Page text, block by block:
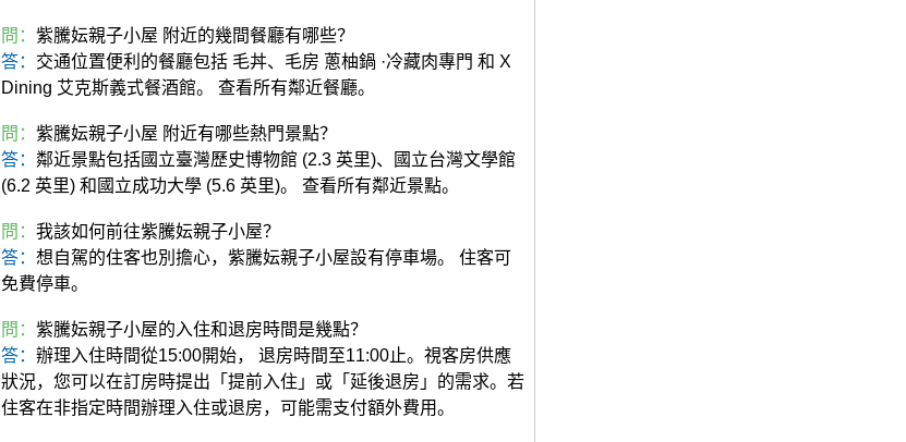
問： 紫騰妘親子小屋 附近的幾間餐廳有哪些？
答： 交通位置便利的餐廳包括 毛丼、毛房 蔥柚鍋 ·冷藏肉專門 和 X
Dining 艾克斯義式餐酒館。 查看所有鄰近餐廳。
問： 紫騰妘親子小屋 附近有哪些熱門景點？
答： 鄰近景點包括國立臺灣歷史博物館 (2.3 英里)、國立台灣文學館
(6.2 英里) 和國立成功大學 (5.6 英里)。 查看所有鄰近景點。
問： 我該如何前往紫騰妘親子小屋？
答： 想自駕的住客也別擔心，紫騰妘親子小屋設有停車場。 住客可
免費停車。
問： 紫騰妘親子小屋的入住和退房時間是幾點？
答： 辦理入住時間從15:00開始， 退房時間至11:00止。視客房供應
狀況，您可以在訂房時提出「提前入住」或「延後退房」的需求。若
住客在非指定時間辦理入住或退房，可能需支付額外費用。